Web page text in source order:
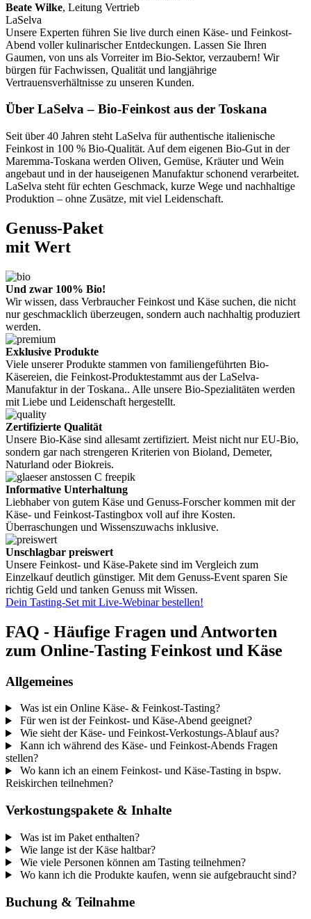
Beate Wilke, Leitung Vertrieb
LaSelva
Unsere Experten führen Sie live durch einen Käse- und Feinkost-
Abend voller kulinarischer Entdeckungen. Lassen Sie Ihren
Gaumen, von uns als Vorreiter im Bio-Sektor, verzaubern! Wir
bürgen für Fachwissen, Qualität und langjährige
Vertrauensverhältnisse zu unseren Kunden.
Über LaSelva – Bio-Feinkost aus der Toskana
Seit über 40 Jahren steht LaSelva für authentische italienische
Feinkost in 100 % Bio-Qualität. Auf dem eigenen Bio-Gut in der
Maremma-Toskana werden Oliven, Gemüse, Kräuter und Wein
angebaut und in der hauseigenen Manufaktur schonend verarbeitet.
LaSelva steht für echten Geschmack, kurze Wege und nachhaltige
Produktion – ohne Zusätze, mit viel Leidenschaft.
Genuss-Paket
mit Wert
Und zwar 100% Bio!
Wir wissen, dass Verbraucher Feinkost und Käse suchen, die nicht
nur geschmacklich überzeugen, sondern auch nachhaltig produziert
werden.
Exklusive Produkte
Viele unserer Produkte stammen von familiengeführten Bio-
Käsereien, die Feinkost-Produktestammt aus der LaSelva-
Manufaktur in der Toskana.. Alle unsere Bio-Spezialitäten werden
mit Liebe und Leidenschaft hergestellt.
Zertifizierte Qualität
Unsere Bio-Käse sind allesamt zertifiziert. Meist nicht nur EU-Bio,
sondern gar nach strengeren Kriterien von Bioland, Demeter,
Naturland oder Biokreis.
Informative Unterhaltung
Liebhaber von gutem Käse und Genuss-Forscher kommen mit der
Käse- und Feinkost-Tastingbox voll auf ihre Kosten.
Überraschungen und Wissenszuwachs inklusive.
Unschlagbar preiswert
Unsere Feinkost- und Käse-Pakete sind im Vergleich zum
Einzelkauf deutlich günstiger. Mit dem Genuss-Event sparen Sie
richtig Geld und tanken Genuss mit Wissen.
Dein Tasting-Set mit Live-Webinar bestellen!
FAQ - Häufige Fragen und Antworten
zum Online-Tasting Feinkost und Käse
Allgemeines
Was ist ein Online Käse- & Feinkost-Tasting?
Für wen ist der Feinkost- und Käse-Abend geeignet?
Wie sieht der Käse- und Feinkost-Verkostungs-Ablauf aus?
Kann ich während des Käse- und Feinkost-Abends Fragen
stellen?
Wo kann ich an einem Feinkost- und Käse-Tasting in bspw.
Reiskirchen teilnehmen?
Verkostungspakete & Inhalte
Was ist im Paket enthalten?
Wie lange ist der Käse haltbar?
Wie viele Personen können am Tasting teilnehmen?
Wo kann ich die Produkte kaufen, wenn sie aufgebraucht sind?
Buchung & Teilnahme